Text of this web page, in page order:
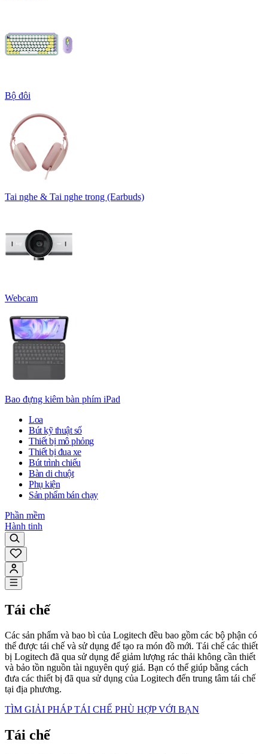
Bộ đôi
Tai nghe & Tai nghe trong (Earbuds)
Webcam
Bao đựng kiêm bàn phím iPad
Loa
Bút kỹ thuật số
Thiết bị mô phỏng
Thiết bị đua xe
Bút trình chiếu
Bàn di chuột
Phụ kiện
Sản phẩm bán chạy
Phần mềm
Hành tinh
Tái chế
Các sản phẩm và bao bì của Logitech đều bao gồm các bộ phận có
thể được tái chế và sử dụng để tạo ra món đồ mới. Tái chế các thiết
bị Logitech đã qua sử dụng để giảm lượng rác thải không cần thiết
và bảo tồn nguồn tài nguyên quý giá. Bạn có thể giúp bằng cách
đưa các thiết bị đã qua sử dụng của Logitech đến trung tâm tái chế
tại địa phương.
TÌM GIẢI PHÁP TÁI CHẾ PHÙ HỢP VỚI BẠN
Tái chế